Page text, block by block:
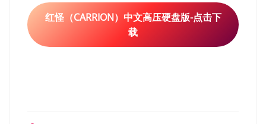
红怪（CARRION）中文高压硬盘版-点击下
载